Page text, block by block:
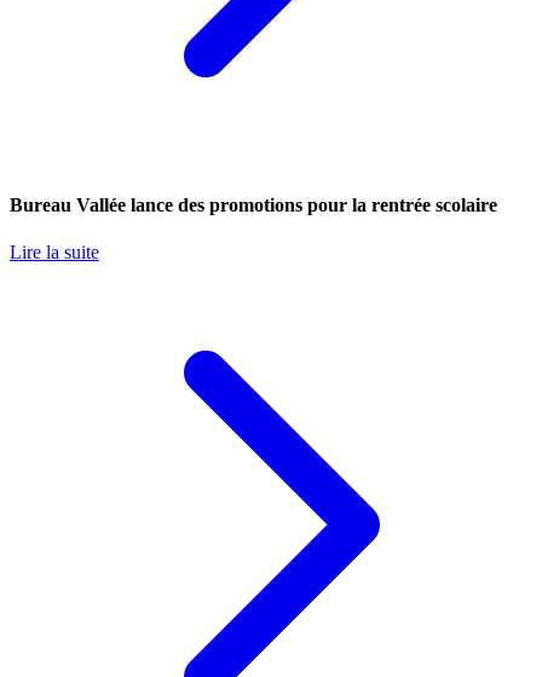
Bureau Vallée lance des promotions pour la rentrée scolaire
Lire la suite